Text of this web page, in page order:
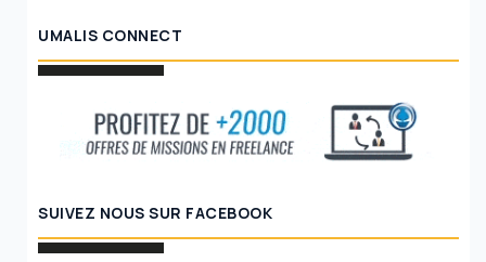
UMALIS CONNECT
SUIVEZ NOUS SUR FACEBOOK